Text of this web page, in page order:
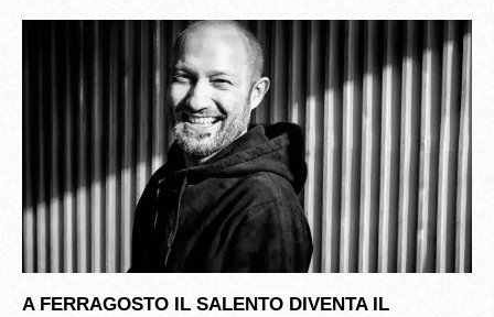
A FERRAGOSTO IL SALENTO DIVENTA IL